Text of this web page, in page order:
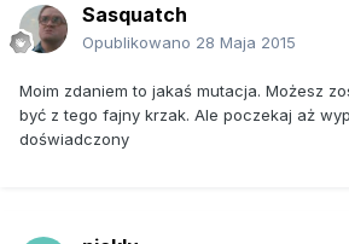
Sasquatch
Opublikowano 28 Maja 2015
Moim zdaniem to jakaś mutacja. Możesz
być z tego fajny krzak. Ale poczekaj aż
doświadczony